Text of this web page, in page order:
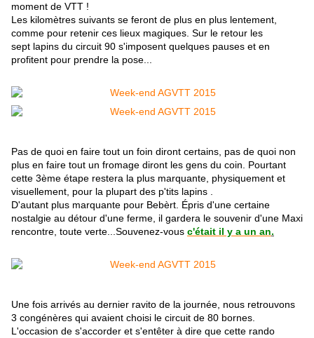
moment de VTT !
Les kilomètres suivants se feront de plus en plus lentement,
comme pour retenir ces lieux magiques. Sur le retour les
sept lapins du circuit 90 s'imposent quelques pauses et en
profitent pour prendre la pose...
Pas de quoi en faire tout un foin diront certains, pas de quoi non
plus en faire tout un fromage diront les gens du coin. Pourtant
cette 3ème étape restera la plus marquante, physiquement et
visuellement, pour la plupart des p'tits lapins .
D'autant plus marquante pour Bebèrt. Épris d'une certaine
nostalgie au détour d'une ferme, il gardera le souvenir d'une Maxi
rencontre, toute verte ...Souvenez-vous c'était il y a un an.
Une fois arrivés au dernier ravito de la journée, nous retrouvons
3 congénères qui avaient choisi le circuit de 80 bornes.
L'occasion de s'accorder et s'entêter à dire que cette rando